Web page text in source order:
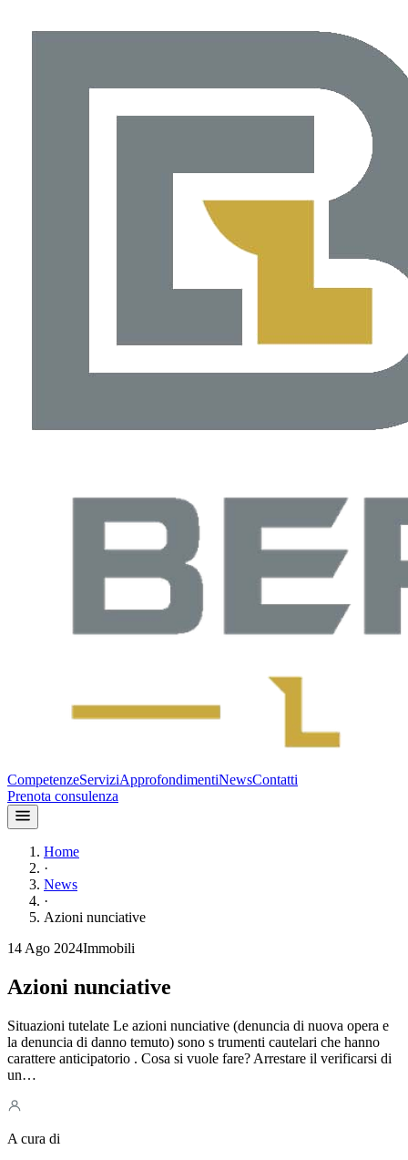
CompetenzeServiziApprofondimentiNewsContatti
Prenota consulenza
Home
·
News
·
Azioni nunciative
14 Ago 2024Immobili
Azioni nunciative
Situazioni tutelate Le azioni nunciative (denuncia di nuova opera e
la denuncia di danno temuto) sono s trumenti cautelari che hanno
carattere anticipatorio . Cosa si vuole fare? Arrestare il verificarsi di
un…
A cura di